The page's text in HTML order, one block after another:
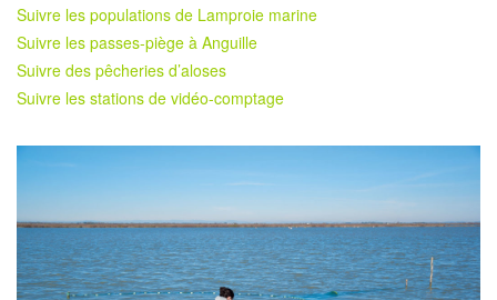
Suivre les populations de Lamproie marine
Suivre les passes-piège à Anguille
Suivre des pêcheries d’aloses
Suivre les stations de vidéo-comptage